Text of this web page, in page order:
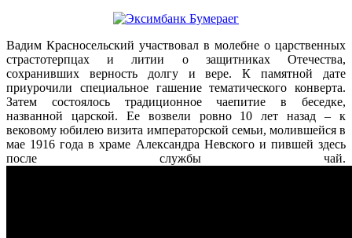
Вадим Красносельский участвовал в молебне о царственных
страстотерпцах и литии о защитниках Отечества,
сохранивших верность долгу и вере. К памятной дате
приурочили специальное гашение тематического конверта.
Затем состоялось традиционное чаепитие в беседке,
названной царской. Ее возвели ровно 10 лет назад – к
вековому юбилею визита императорской семьи, молившейся в
мае 1916 года в храме Александра Невского и пившей здесь
после службы чай.